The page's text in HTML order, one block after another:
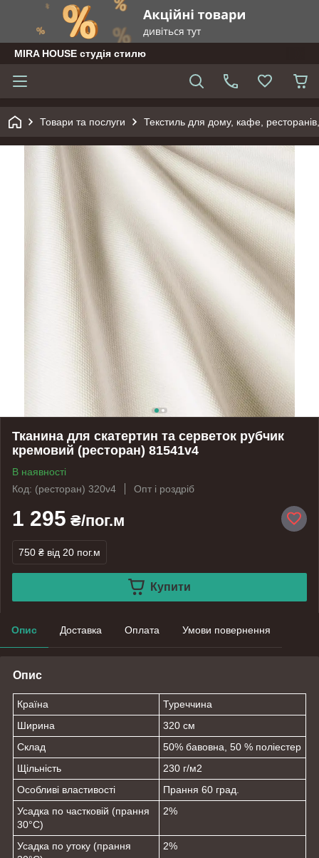
MIRA HOUSE студія стилю
Товари та послуги Текстиль для дому, кафе,
Тканина для скатертин та серветок рубчик
кремовий (ресторан) 81541v4
В наявності
Код: (ресторан) 320v4
Опт і роздріб
1 295 ₴/пог.м
750 ₴ від 20 пог.м
Купити
Опис Доставка Оплата Умови повернення
Опис
Країна
Туреччина
Ширина
320 см
Склад
50% бавовна, 50 % поліестер
Щільність
230 г/м2
Особливі властивості
Прання 60 град.
Усадка по частковій (прання
30°C)
2%
Усадка по утоку (прання
2%